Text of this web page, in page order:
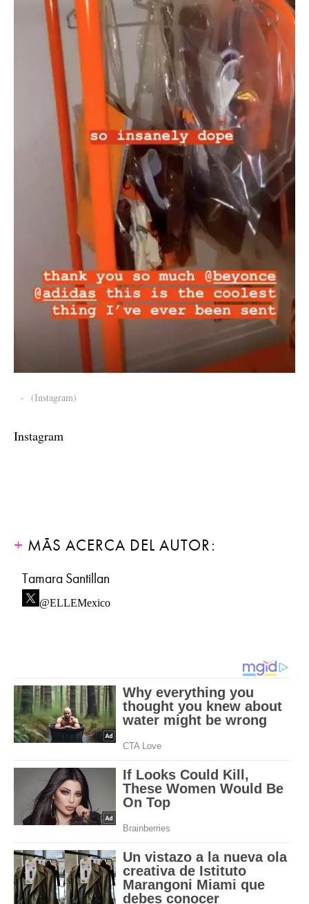
- (Instagram)
Instagram
MÁS ACERCA DEL AUTOR:
Tamara Santillan
@ELLEMexico